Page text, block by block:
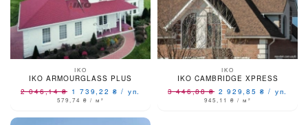
IKO
IKO ARMOURGLASS PLUS
2 046,14₴ 1 739,22₴ / уп.
579,74 ₴ / м²
IKO
IKO CAMBRIDGE XPRESS
3 446,88₴ 2 929,85₴ / уп.
945,11 ₴ / м²